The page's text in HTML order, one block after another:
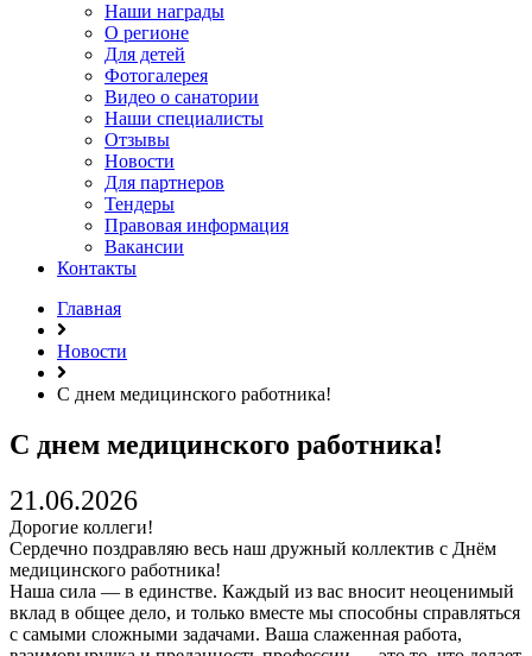
Наши награды
О регионе
Для детей
Фотогалерея
Видео о санатории
Наши специалисты
Отзывы
Новости
Для партнеров
Тендеры
Правовая информация
Вакансии
Контакты
Главная
Новости
С днем медицинского работника!
С днем медицинского работника!
21.06.2026
Дорогие коллеги!
Сердечно поздравляю весь наш дружный коллектив с Днём
медицинского работника!
Наша сила — в единстве. Каждый из вас вносит неоценимый
вклад в общее дело, и только вместе мы способны справляться
с самыми сложными задачами. Ваша слаженная работа,